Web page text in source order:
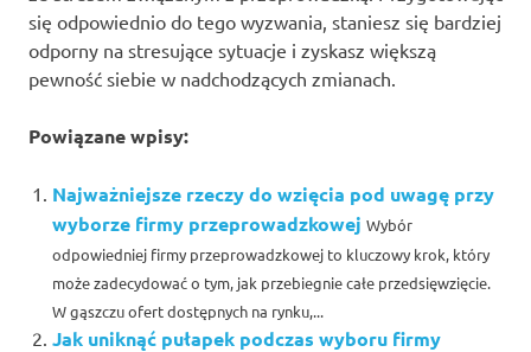
się odpowiednio do tego wyzwania, staniesz się bardziej
odporny na stresujące sytuacje i zyskasz większą
pewność siebie w nadchodzących zmianach.
Powiązane wpisy:
Najważniejsze rzeczy do wzięcia pod uwagę przy
wyborze firmy przeprowadzkowej Wybór
odpowiedniej firmy przeprowadzkowej to kluczowy krok, który
może zadecydować o tym, jak przebiegnie całe przedsięwzięcie.
W gąszczu ofert dostępnych na rynku,...
Jak uniknąć pułapek podczas wyboru firmy